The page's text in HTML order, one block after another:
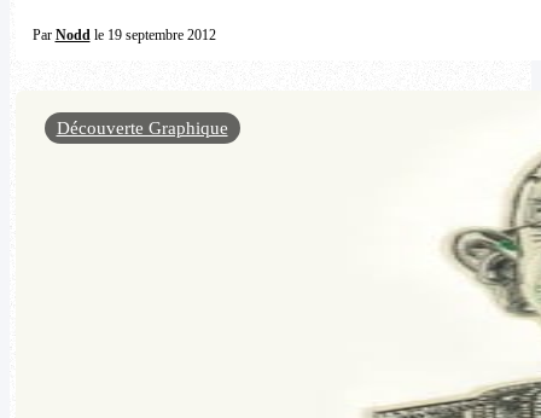
Par Nodd le 19 septembre 2012
Découverte Graphique